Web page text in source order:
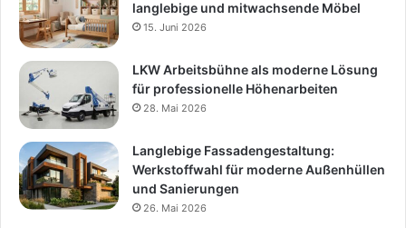
langlebige und mitwachsende Möbel
15. Juni 2026
LKW Arbeitsbühne als moderne Lösung
für professionelle Höhenarbeiten
28. Mai 2026
Langlebige Fassadengestaltung:
Werkstoffwahl für moderne Außenhüllen
und Sanierungen
26. Mai 2026